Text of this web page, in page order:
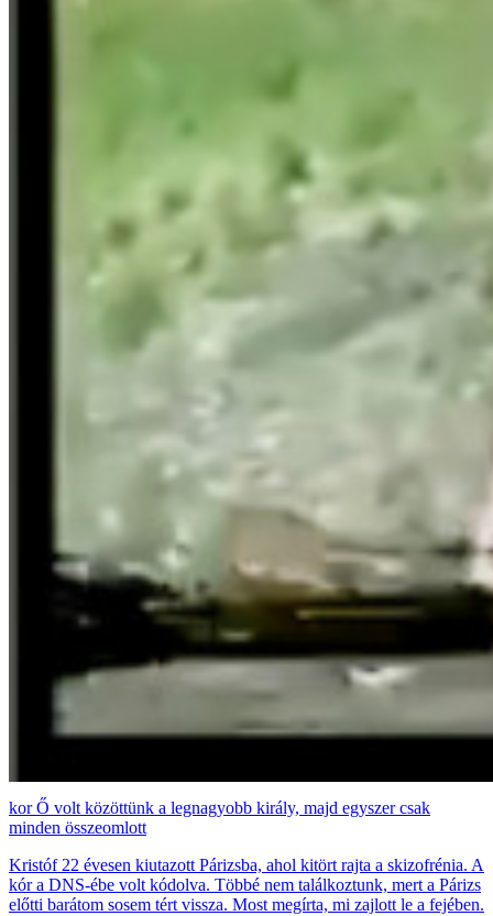
Ő volt közöttünk a legnagyobb király, majd egyszer csak
minden összeomlott
Kristóf 22 évesen kiutazott Párizsba, ahol kitört rajta a skizofrénia. A
kór a DNS-ébe volt kódolva. Többé nem találkoztunk, mert a Párizs
előtti barátom sosem tért vissza. Most megírta, mi zajlott le a fejében.